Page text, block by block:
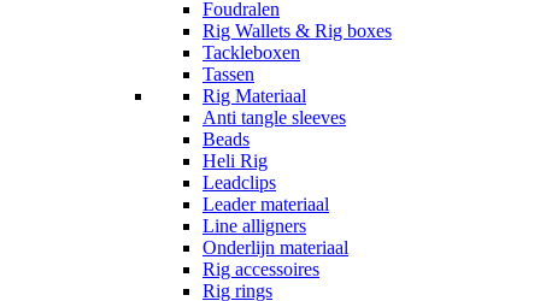
Foudralen
Rig Wallets & Rig boxes
Tackleboxen
Tassen
Rig Materiaal
Anti tangle sleeves
Beads
Heli Rig
Leadclips
Leader materiaal
Line alligners
Onderlijn materiaal
Rig accessoires
Rig rings